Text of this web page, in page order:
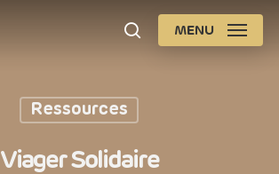
search
MENU
Ressources
Viager Solidaire